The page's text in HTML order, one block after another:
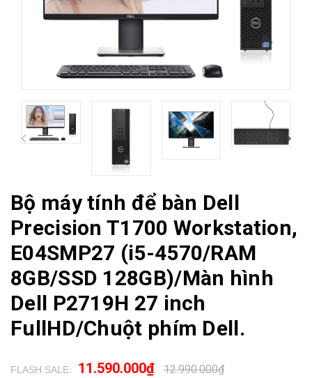
Bộ máy tính để bàn Dell
Precision T1700 Workstation,
E04SMP27 (i5-4570/RAM
8GB/SSD 128GB)/Màn hình
Dell P2719H 27 inch
FullHD/Chuột phím Dell.
FLASH SALE: 11.590.000₫ 12.990.000₫